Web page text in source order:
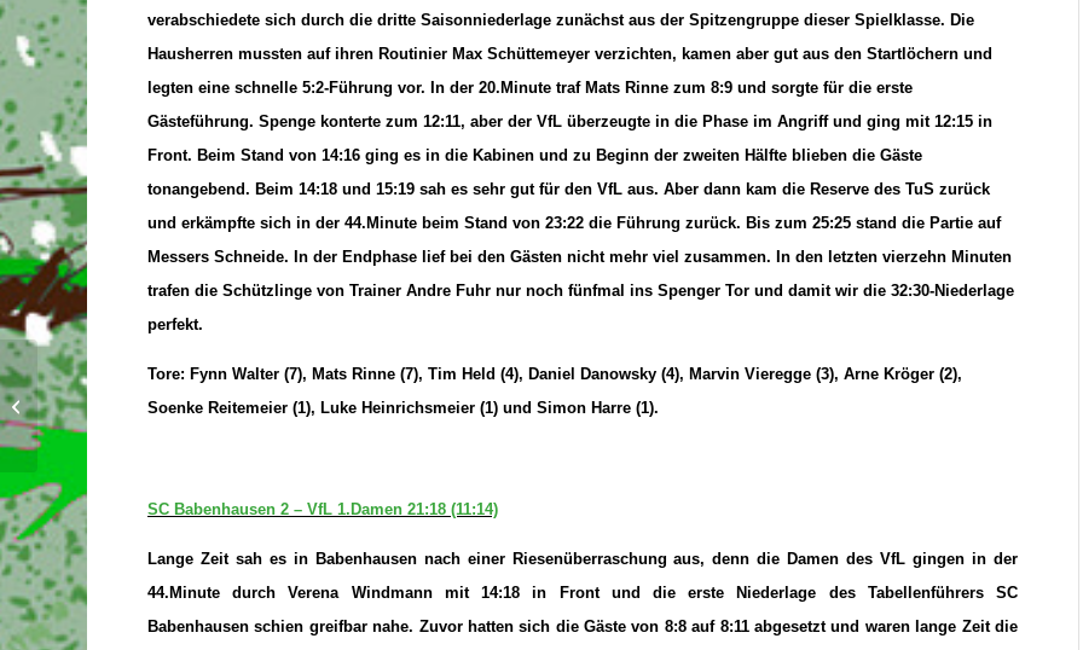
verabschiedete sich durch die dritte Saisonniederlage zunächst aus der Spitzengruppe dieser Spielklasse. Die
Hausherren mussten auf ihren Routinier Max Schüttemeyer verzichten, kamen aber gut aus den Startlöchern und
legten eine schnelle 5:2-Führung vor. In der 20.Minute traf Mats Rinne zum 8:9 und sorgte für die erste
Gästeführung. Spenge konterte zum 12:11, aber der VfL überzeugte in die Phase im Angriff und ging mit 12:15 in
Front. Beim Stand von 14:16 ging es in die Kabinen und zu Beginn der zweiten Hälfte blieben die Gäste
tonangebend. Beim 14:18 und 15:19 sah es sehr gut für den VfL aus. Aber dann kam die Reserve des TuS zurück
und erkämpfte sich in der 44.Minute beim Stand von 23:22 die Führung zurück. Bis zum 25:25 stand die Partie auf
Messers Schneide. In der Endphase lief bei den Gästen nicht mehr viel zusammen. In den letzten vierzehn Minuten
trafen die Schützlinge von Trainer Andre Fuhr nur noch fünfmal ins Spenger Tor und damit wir die 32:30-Niederlage
perfekt.
Tore: Fynn Walter (7), Mats Rinne (7), Tim Held (4), Daniel Danowsky (4), Marvin Vieregge (3), Arne Kröger (2),
Soenke Reitemeier (1), Luke Heinrichsmeier (1) und Simon Harre (1).
SC Babenhausen 2 – VfL 1.Damen 21:18 (11:14)
Lange Zeit sah es in Babenhausen nach einer Riesenüberraschung aus, denn die Damen des VfL gingen in der
44.Minute durch Verena Windmann mit 14:18 in Front und die erste Niederlage des Tabellenführers SC
Babenhausen schien greifbar nahe. Zuvor hatten sich die Gäste von 8:8 auf 8:11 abgesetzt und waren lange Zeit die
Rückblick auf den siebten
Oberligaspieltag